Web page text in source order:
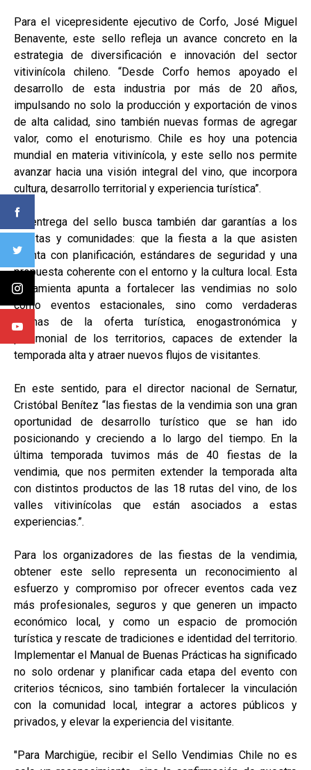
Para el vicepresidente ejecutivo de Corfo, José Miguel
Benavente, este sello refleja un avance concreto en la
estrategia de diversificación e innovación del sector
vitivinícola chileno. “Desde Corfo hemos apoyado el
desarrollo de esta industria por más de 20 años,
impulsando no solo la producción y exportación de vinos
de alta calidad, sino también nuevas formas de agregar
valor, como el enoturismo. Chile es hoy una potencia
mundial en materia vitivinícola, y este sello nos permite
avanzar hacia una visión integral del vino, que incorpora
cultura, desarrollo territorial y experiencia turística”.
La entrega del sello busca también dar garantías a los
turistas y comunidades: que la fiesta a la que asisten
cuenta con planificación, estándares de seguridad y una
propuesta coherente con el entorno y la cultura local. Esta
herramienta apunta a fortalecer las vendimias no solo
como eventos estacionales, sino como verdaderas
vitrinas de la oferta turística, enogastronómica y
patrimonial de los territorios, capaces de extender la
temporada alta y atraer nuevos flujos de visitantes.
En este sentido, para el director nacional de Sernatur,
Cristóbal Benítez “las fiestas de la vendimia son una gran
oportunidad de desarrollo turístico que se han ido
posicionando y creciendo a lo largo del tiempo. En la
última temporada tuvimos más de 40 fiestas de la
vendimia, que nos permiten extender la temporada alta
con distintos productos de las 18 rutas del vino, de los
valles vitivinícolas que están asociados a estas
experiencias.”.
Para los organizadores de las fiestas de la vendimia,
obtener este sello representa un reconocimiento al
esfuerzo y compromiso por ofrecer eventos cada vez
más profesionales, seguros y que generen un impacto
económico local, y como un espacio de promoción
turística y rescate de tradiciones e identidad del territorio.
Implementar el Manual de Buenas Prácticas ha significado
no solo ordenar y planificar cada etapa del evento con
criterios técnicos, sino también fortalecer la vinculación
con la comunidad local, integrar a actores públicos y
privados, y elevar la experiencia del visitante.
"Para Marchigüe, recibir el Sello Vendimias Chile no es